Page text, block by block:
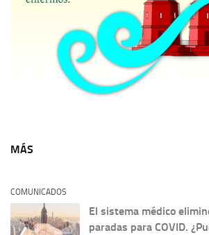
MÁS
COMUNICADOS
El sistema médico
paradas para COVID.